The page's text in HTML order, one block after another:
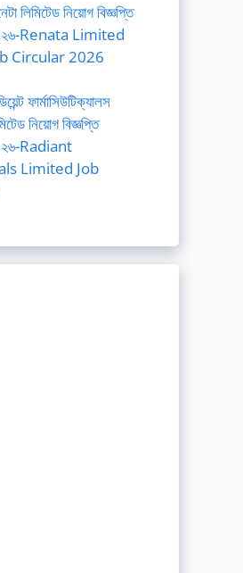
লিমিটেড নিয়োগ বিজ্ঞপ্তি
Renata Limited
Circular 2026
ফার্মাসিউটিক্যালস
নিয়োগ বিজ্ঞপ্তি
Radiant
Limited Job